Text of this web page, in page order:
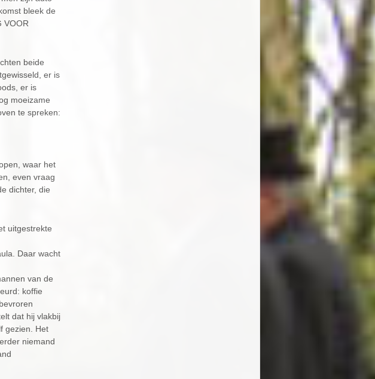
bleek de
VOOR
beide
er is
er is
moeizame
te spreken:
waar het
even vraag
dichter, die
uitgestrekte
Daar wacht
van de
koffie
dat hij vlakbij
gezien. Het
niemand